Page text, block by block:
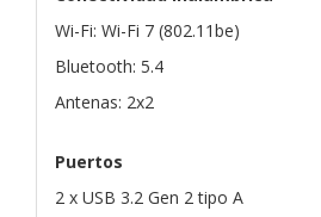
Wi-Fi: Wi-Fi 7 (802.11be)
Bluetooth: 5.4
Antenas: 2x2
Puertos
2 x USB 3.2 Gen 2 tipo A